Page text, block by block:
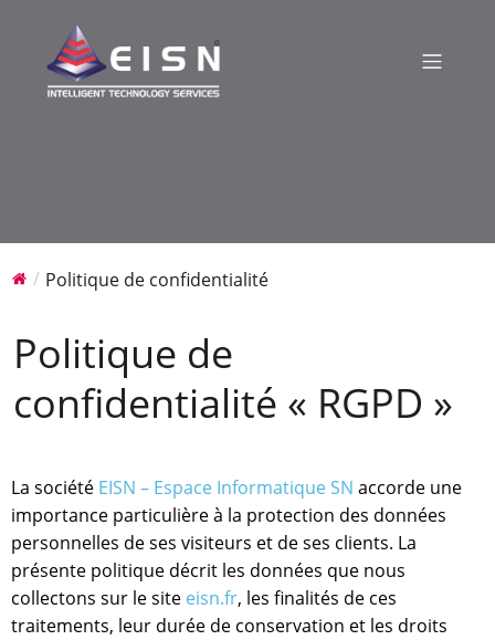
Politique de confidentialité
Politique de
confidentialité « RGPD »
La société EISN – Espace Informatique SN accorde une
importance particulière à la protection des données
personnelles de ses visiteurs et de ses clients. La
présente politique décrit les données que nous
collectons sur le site eisn.fr, les finalités de ces
traitements, leur durée de conservation et les droits